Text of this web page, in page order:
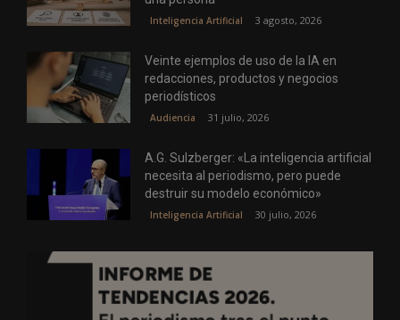
Inteligencia Artificial 3 agosto, 2026
Veinte ejemplos de uso de la IA en
redacciones, productos y negocios
periodísticos
Audiencia 31 julio, 2026
A.G. Sulzberger: «La inteligencia artificial
necesita al periodismo, pero puede
destruir su modelo económico»
Inteligencia Artificial 30 julio, 2026